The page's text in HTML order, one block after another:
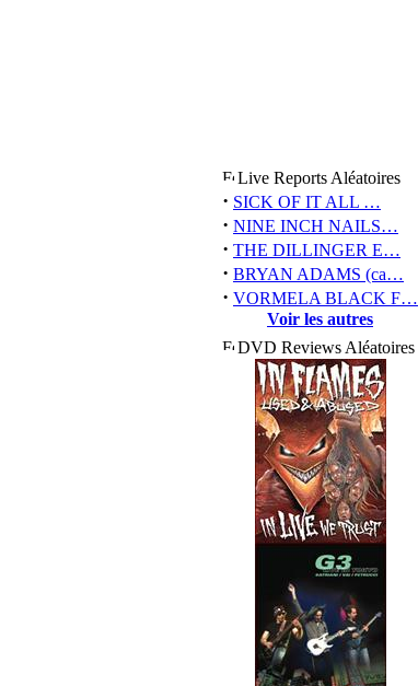
Live Reports Aléatoires
· SICK OF IT ALL …
· NINE INCH NAILS…
· THE DILLINGER E…
· BRYAN ADAMS (ca…
· VORMELA BLACK F…
Voir les autres
DVD Reviews Aléatoires